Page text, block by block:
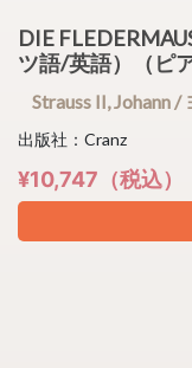
DIE
ツ語/英語）（ピ
Strauss II, Johann
出版社：Cranz
¥10,747（税込）